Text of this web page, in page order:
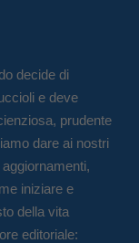
decide di
e deve
prudente
dare ai nostri
iniziare e
della vita
editoriale: